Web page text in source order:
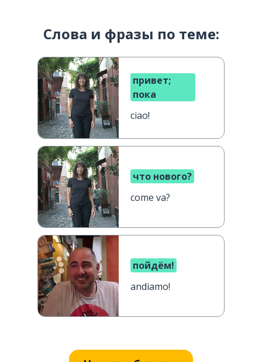
Слова и фразы по теме:
привет;
пока
ciao!
что нового?
come va?
пойдём!
andiamo!